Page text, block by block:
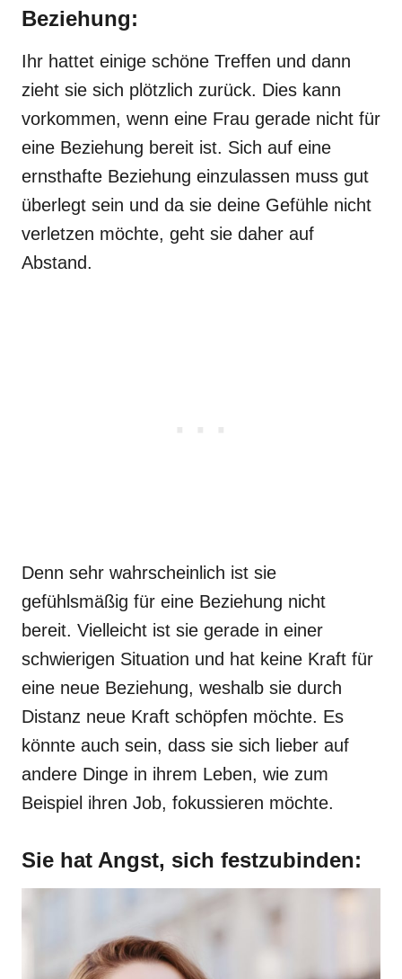
Beziehung:
Ihr hattet einige schöne Treffen und dann
zieht sie sich plötzlich zurück. Dies kann
vorkommen, wenn eine Frau gerade nicht für
eine Beziehung bereit ist. Sich auf eine
ernsthafte Beziehung einzulassen muss gut
überlegt sein und da sie deine Gefühle nicht
verletzen möchte, geht sie daher auf
Abstand.
Denn sehr wahrscheinlich ist sie
gefühlsmäßig für eine Beziehung nicht
bereit. Vielleicht ist sie gerade in einer
schwierigen Situation und hat keine Kraft für
eine neue Beziehung, weshalb sie durch
Distanz neue Kraft schöpfen möchte. Es
könnte auch sein, dass sie sich lieber auf
andere Dinge in ihrem Leben, wie zum
Beispiel ihren Job, fokussieren möchte.
Sie hat Angst, sich festzubinden: